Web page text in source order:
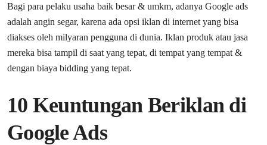
Bagi para pelaku usaha baik besar & umkm, adanya Google ads
adalah angin segar, karena ada opsi iklan di internet yang bisa
diakses oleh milyaran pengguna di dunia. Iklan produk atau jasa
mereka bisa tampil di saat yang tepat, di tempat yang tempat &
dengan biaya bidding yang tepat.
10 Keuntungan Beriklan di
Google Ads